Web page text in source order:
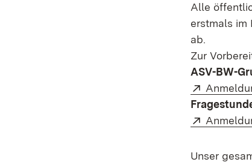
Alle
erstmals im
ab.
Zur
ASV-BW-
Extern:
Extern:
Unser